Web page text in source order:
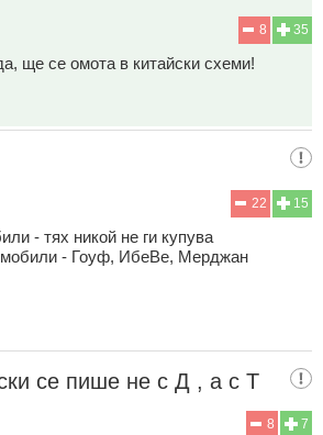
35
8
ще се омота в китайски схеми!
15
22
- тях никой не ги купува
- Гоуф, ИбеВе, Мерджан
се пише не с Д , а с Т
7
8